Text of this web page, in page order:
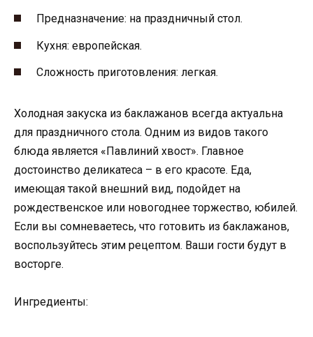
Предназначение: на праздничный стол.
Кухня: европейская.
Сложность приготовления: легкая.
Холодная закуска из баклажанов всегда актуальна
для праздничного стола. Одним из видов такого
блюда является «Павлиний хвост». Главное
достоинство деликатеса – в его красоте. Еда,
имеющая такой внешний вид, подойдет на
рождественское или новогоднее торжество, юбилей.
Если вы сомневаетесь, что готовить из баклажанов,
воспользуйтесь этим рецептом. Ваши гости будут в
восторге.
Ингредиенты: